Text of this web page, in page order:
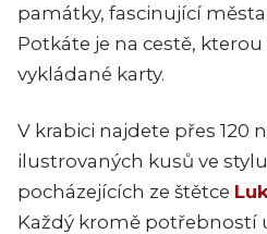
památky, fascinující
Potkáte je na cestě,
vykládané karty.
V krabici najdete přes 120
ilustrovaných kusů ve
pocházejících ze štětce
Každý kromě potřebností